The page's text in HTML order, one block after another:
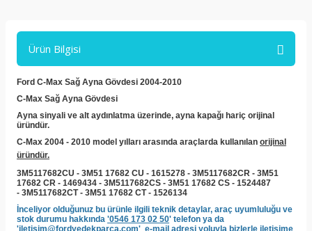
Ürün Bilgisi
Ford C-Max Sağ Ayna Gövdesi 2004-2010
C-Max Sağ Ayna Gövdesi
Ayna sinyali ve alt aydınlatma üzerinde, ayna kapağı hariç orijinal
üründür.
C-Max 2004 - 2010 model yılları arasında araçlarda kullanılan orijinal
üründür.
3M5117682CU - 3M51 17682 CU - 1615278 - 3M5117682CR - 3M51
17682 CR - 1469434 - 3M5117682CS - 3M51 17682 CS - 1524487
- 3M5117682CT - 3M51 17682 CT - 1526134
İnceliyor olduğunuz bu ürünle ilgili teknik detaylar, araç uyumluluğu ve
stok durumu hakkında '0546 173 02 50' telefon ya da
'iletisim@fordyedekparca.com' e-mail adresi yoluyla bizlerle iletişime